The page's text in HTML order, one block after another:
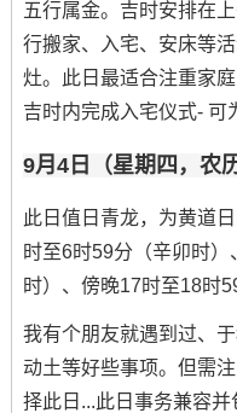
五行属金。吉时安排在
行搬家、入宅、安床等
灶。此日最适合注重家
吉时内完成入宅仪式- 可
9月4日（星期四，农
此日值日青龙，为黄道
时至6时59分（辛卯时
时）、傍晚17时至18时
我有个朋友就遇到过、
动土等好些事项。但需
择此日...此日事务兼容